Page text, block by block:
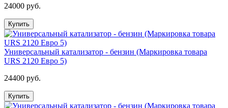
24000 руб.
Купить
Универсальный катализатор - бензин (Маркировка товара
URS 2120 Евро 5)
24400 руб.
Купить